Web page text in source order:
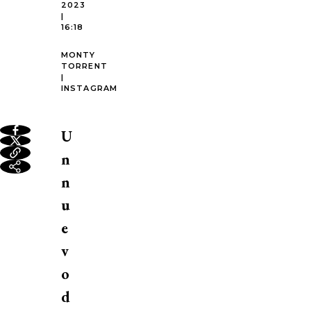
2023
|
16:18
MONTY
TORRENT
|
INSTAGRAM
U
n
n
u
e
v
o
d